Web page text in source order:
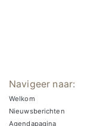
Navigeer naar:
Welkom
Nieuwsberichten
Agendapagina